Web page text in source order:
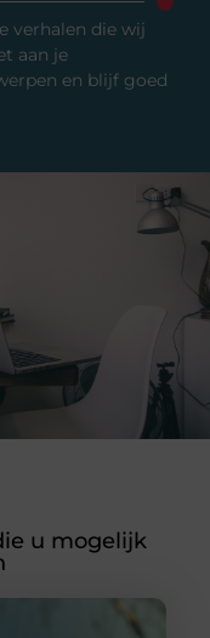
verhalen die wij
aan je
en blijf goed
u mogelijk